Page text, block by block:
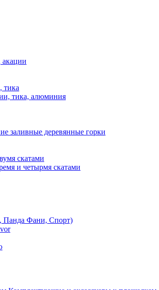
акации
тика
тика, алюминия
заливные деревянные горки
скатами
и четырмя скатами
Фани, Спорт)